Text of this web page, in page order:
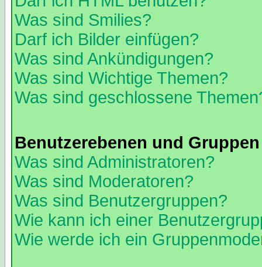
Was sind Smilies?
Darf ich Bilder einfügen?
Was sind Ankündigungen?
Was sind Wichtige Themen?
Was sind geschlossene
Benutzerebenen und Gruppen
Was sind Administratoren?
Was sind Moderatoren?
Was sind Benutzergruppen?
Wie kann ich einer
Wie werde ich ein